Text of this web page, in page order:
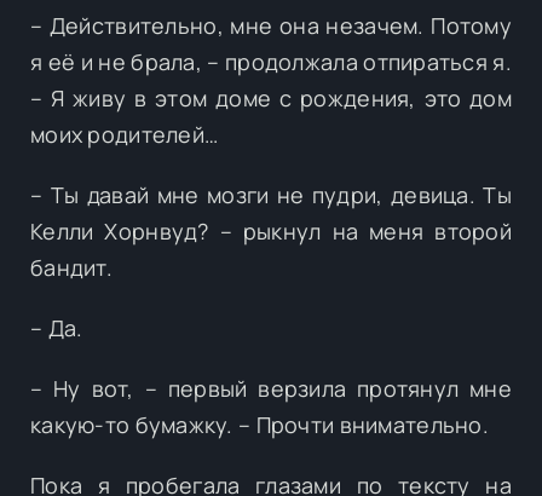
– Действительно, мне она незачем. Потому
я её и не брала, – продолжала отпираться я.
– Я живу в этом доме с рождения, это дом
моих родителей…
– Ты давай мне мозги не пудри, девица. Ты
Келли Хорнвуд? – рыкнул на меня второй
бандит.
– Да.
– Ну вот, – первый верзила протянул мне
какую-то бумажку. – Прочти внимательно.
Пока я пробегала глазами по тексту на